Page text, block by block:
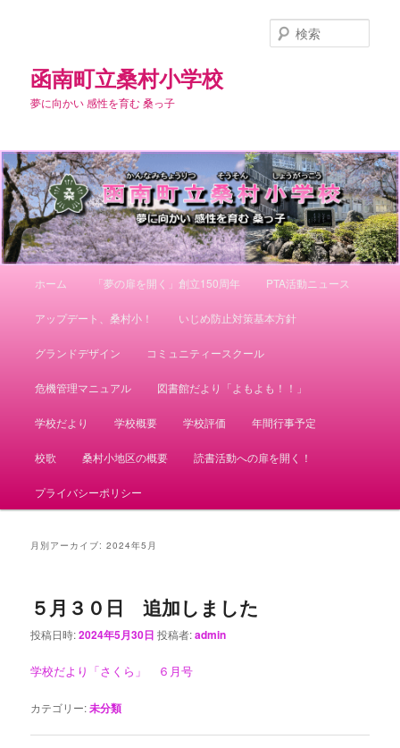
へ
移
動
移
動
函南町立桑村小学校
夢に向かい 感性を育む 桑っ子
索
ホーム 「夢の扉を開く」創立150周年 PTA活動ニュース
アップデート、桑村小！ いじめ防止対策基本方針
グランドデザイン コミュニティースクール
危機管理マニュアル 図書館だより「よもよも！！」
学校だより 学校概要 学校評価 年間行事予定
校歌 桑村小地区の概要 読書活動への扉を開く！
プライバシーポリシー
月別アーカイブ:2024年5月
５月３０日 追加しました
投稿日時:2024年5月30日 投稿者:admin
学校だより「さくら」 ６月号
カテゴリー:未分類